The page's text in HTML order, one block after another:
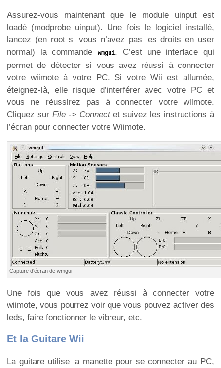
Assurez-vous maintenant que le module uinput est
loadé (modprobe uinput). Une fois le logiciel installé,
lancez (en root si vous n’avez pas les droits en user
normal) la commandewmgui. C’est une interface qui
permet de détecter si vous avez réussi à connecter
votre wiimote à votre PC. Si votre Wii est allumée,
éteignez-là, elle risque d’interférer avec votre PC et
vous ne réussirez pas à connecter votre wiimote.
Cliquez sur File -> Connectet suivez les instructions à
l’écran pour connecter votre Wiimote.
Capture d'écran de wmgui
Une fois que vous avez réussi à connecter votre
wiimote, vous pourrez voir que vous pouvez activer des
leds, faire fonctionner le vibreur, etc.
Et la Guitare Wii
La guitare utilise la manette pour se connecter au PC,